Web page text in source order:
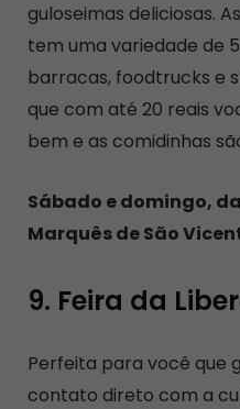
guloseimas deliciosas.
tem uma variedade de
barracas, foodtrucks e
que com até 20 reais
bem e as comidinhas
Sábado e domingo,
Marquês de São
9. Feira da
Perfeita para você que
contato direto com a